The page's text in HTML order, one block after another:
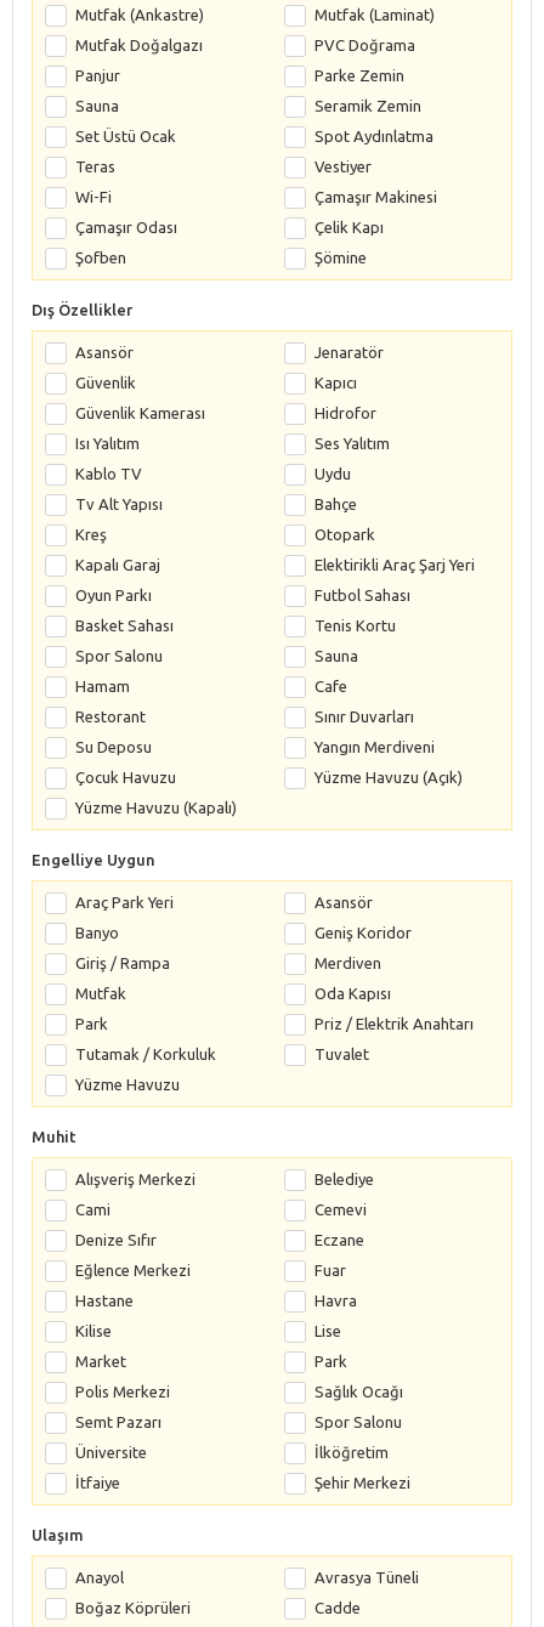
Mutfak (Ankastre)
Mutfak (Laminat)
Mutfak Doğalgazı
PVC Doğrama
Panjur
Parke Zemin
Sauna
Seramik Zemin
Set Üstü Ocak
Spot Aydınlatma
Teras
Vestiyer
Wi-Fi
Çamaşır Makinesi
Çamaşır Odası
Çelik Kapı
Şofben
Şömine
Dış Özellikler
Asansör
Jenaratör
Güvenlik
Kapıcı
Güvenlik Kamerası
Hidrofor
Isı Yalıtım
Ses Yalıtım
Kablo TV
Uydu
Tv Alt Yapısı
Bahçe
Kreş
Otopark
Kapalı Garaj
Elektirikli Araç Şarj Yeri
Oyun Parkı
Futbol Sahası
Basket Sahası
Tenis Kortu
Spor Salonu
Sauna
Hamam
Cafe
Restorant
Sınır Duvarları
Su Deposu
Yangın Merdiveni
Çocuk Havuzu
Yüzme Havuzu (Açık)
Yüzme Havuzu (Kapalı)
Engelliye Uygun
Araç Park Yeri
Asansör
Banyo
Geniş Koridor
Giriş / Rampa
Merdiven
Mutfak
Oda Kapısı
Park
Priz / Elektrik Anahtarı
Tutamak / Korkuluk
Tuvalet
Yüzme Havuzu
Muhit
Alışveriş Merkezi
Belediye
Cami
Cemevi
Denize Sıfır
Eczane
Eğlence Merkezi
Fuar
Hastane
Havra
Kilise
Lise
Market
Park
Polis Merkezi
Sağlık Ocağı
Semt Pazarı
Spor Salonu
Üniversite
İlköğretim
İtfaiye
Şehir Merkezi
Ulaşım
Anayol
Avrasya Tüneli
Boğaz Köprüleri
Cadde